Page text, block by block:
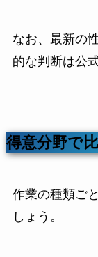
なお、最新の
的な判断は公
得意分野で
作業の種類ご
しょう。